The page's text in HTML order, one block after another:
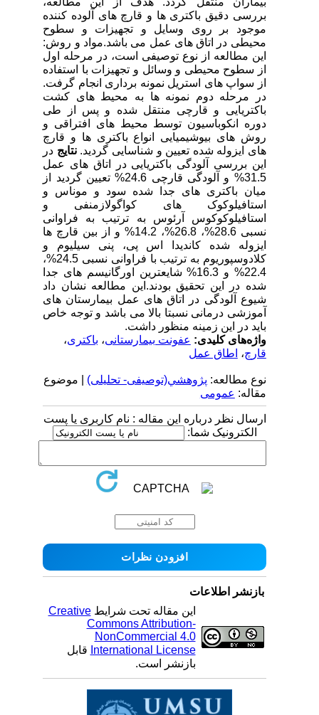
بررسی دقیق باکتری ها و قارچ های آلوده کننده
موجود بر روی وسایل و تجهیزات و سطوح
محیطی در اتاق های عمل می باشد.مواد و روش:
این مطالعه از نوع توصیفی است، در مرحله اول
از سطوح محیطی و وسائل و تجهیزات با استفاده
از سواپ های استریل نمونه برداری انجام گرفت.
در مرحله دوم نمونه ها به محیط های کشت
باکتریایی و قارچی منتقل شده و پس از طی
دوره انکوباسیون توسط محیط های افتراقی و
روش های بیوشیمیایی انواع باکتری ها و قارچ
های ایزوله شده تعیین و شناسایی گردید.نتایج در
این بررسی آلودگی باکتریایی در اتاق های عمل
31.5% و آلودگی قارچی 24.6% تعیین گردید از
میان باکتری های جدا شده سود و موناس و
استافیلوکوک های کواگولازمنفی و
استافیلوکوکوس آرئوس به ترتیب به فراوانی
نسبی 28.6%، 26.8%، 14.2% و از بین قارچ ها
ایزوله شده کاندیدا اس پی، پنی سیلیوم و
کلادوسپوریوم به ترتیب با فراوانی نسبی 24.5%،
22.4% و 16.3% شایعترین اورگانیسم های جدا
شده در این تحقیق بودند.این مطالعه نشان داد
شیوع آلودگی در اتاق های عمل بیمارستان های
آموزشی درمانی نسبتا بالا می باشد و توجه خاص
باید در این زمینه منظور داشت.
واژه‌های کلیدی:عفونت بیمارستانی،باکتری،
قارچ ،اطاق عمل
نوع مطالعه:پژوهشي(توصیفی- تحلیلی) | موضوع
مقاله:عمومى
ارسال نظر درباره این مقاله : نام کاربری یا پست
الکترونیک شما:
بازنشر اطلاعات
این مقاله تحت شرایطCreative
Commons Attribution-
NonCommercial 4.0
International Licenseقابل
بازنشر است.